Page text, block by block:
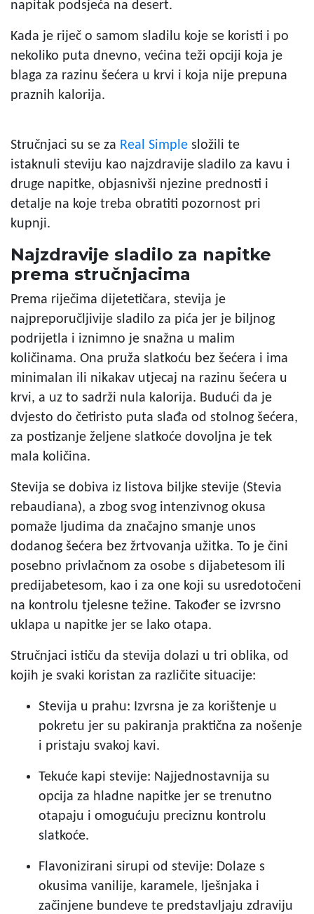
napitak podsjeća na desert.
Kada je riječ o samom sladilu koje se koristi i po
nekoliko puta dnevno, većina teži opciji koja je
blaga za razinu šećera u krvi i koja nije prepuna
praznih kalorija.
Stručnjaci su se za Real Simple složili te
istaknuli steviju kao najzdravije sladilo za kavu i
druge napitke, objasnivši njezine prednosti i
detalje na koje treba obratiti pozornost pri
kupnji.
Najzdravije sladilo za napitke
prema stručnjacima
Prema riječima dijetetičara, stevija je
najpreporučljivije sladilo za pića jer je biljnog
podrijetla i iznimno je snažna u malim
količinama. Ona pruža slatkoću bez šećera i ima
minimalan ili nikakav utjecaj na razinu šećera u
krvi, a uz to sadrži nula kalorija. Budući da je
dvjesto do četiristo puta slađa od stolnog šećera,
za postizanje željene slatkoće dovoljna je tek
mala količina.
Stevija se dobiva iz listova biljke stevije (Stevia
rebaudiana), a zbog svog intenzivnog okusa
pomaže ljudima da značajno smanje unos
dodanog šećera bez žrtvovanja užitka. To je čini
posebno privlačnom za osobe s dijabetesom ili
predijabetesom, kao i za one koji su usredotočeni
na kontrolu tjelesne težine. Također se izvrsno
uklapa u napitke jer se lako otapa.
Stručnjaci ističu da stevija dolazi u tri oblika, od
kojih je svaki koristan za različite situacije:
Stevija u prahu: Izvrsna je za korištenje u
pokretu jer su pakiranja praktična za nošenje
i pristaju svakoj kavi.
Tekuće kapi stevije: Najjednostavnija su
opcija za hladne napitke jer se trenutno
otapaju i omogućuju preciznu kontrolu
slatkoće.
Flavonizirani sirupi od stevije: Dolaze s
okusima vanilije, karamele, lješnjaka i
začinjene bundeve te predstavljaju zdraviju